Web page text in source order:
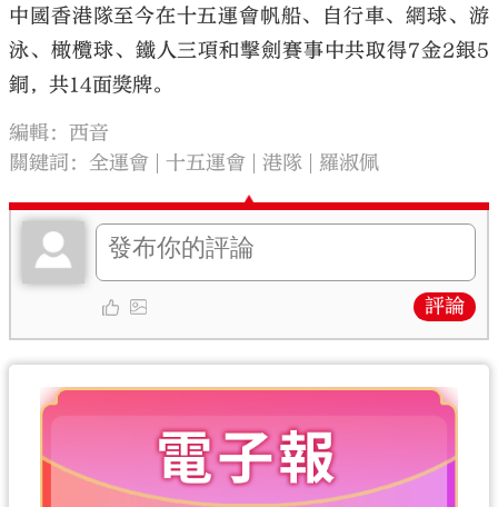
中國香港隊至今在十五運會帆船、自行車、網球、游
泳、橄欖球、鐵人三項和擊劍賽事中共取得7金2銀5
銅，共14面獎牌。
編輯：西音
關鍵詞： 全運會 十五運會 港隊 羅淑佩
評論